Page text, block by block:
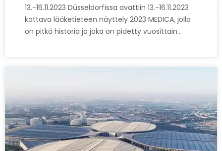
MEDICA
13.-16.11.2023 Düsseldorfissa avattiin 13.-16.11.2023
kattava lääketieteen näyttely 2023 MEDICA, jolla
on pitkä historia ja joka on pidetty vuosittain
pehmopaperiprosessorisarjat, lasertulostinsarjat,